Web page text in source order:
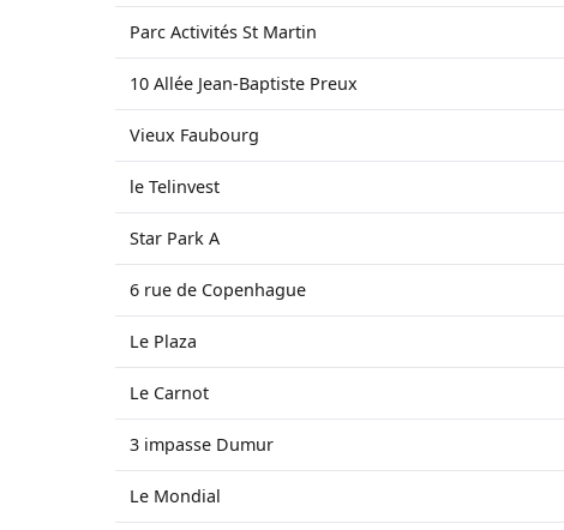
Parc Activités St Martin
10 Allée Jean-Baptiste Preux
Vieux Faubourg
le Telinvest
Star Park A
6 rue de Copenhague
Le Plaza
Le Carnot
3 impasse Dumur
Le Mondial